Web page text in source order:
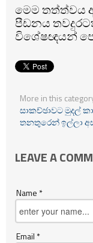
මෙම තත්ත්වය
පීඩනය
විශේෂඥයන්
More in this
සාකච්ඡාවට මුදල්
තනතුරෙන් ඉල්ලා
LEAVE A
Name *
Email *